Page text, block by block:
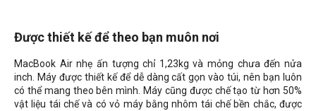
Được thiết kế để theo bạn muôn nơi
MacBook Air nhẹ ấn tượng chỉ 1,23kg và mỏng chưa đến nửa
inch. Máy được thiết kế để dễ dàng cất gọn vào túi, nên bạn luôn
có thể mang theo bên mình. Máy cũng được chế tạo từ hơn 50%
vật liệu tái chế và có vỏ máy bằng nhôm tái chế bền chắc, được